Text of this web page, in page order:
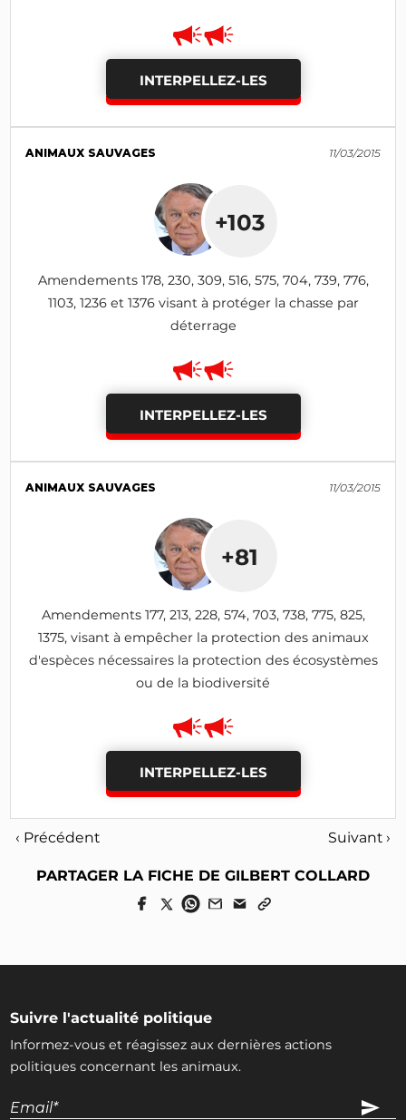
INTERPELLEZ-LES
ANIMAUX SAUVAGES 11/03/2015
+103
Amendements 178, 230, 309, 516, 575, 704, 739, 776,
1103, 1236 et 1376 visant à protéger la chasse par
déterrage
INTERPELLEZ-LES
ANIMAUX SAUVAGES 11/03/2015
+81
Amendements 177, 213, 228, 574, 703, 738, 775, 825,
1375, visant à empêcher la protection des animaux
d'espèces nécessaires la protection des écosystèmes
ou de la biodiversité
INTERPELLEZ-LES
‹ Précédent Suivant ›
PARTAGER LA FICHE DE GILBERT COLLARD
Suivre l'actualité politique
Informez-vous et réagissez aux dernières actions
politiques concernant les animaux.